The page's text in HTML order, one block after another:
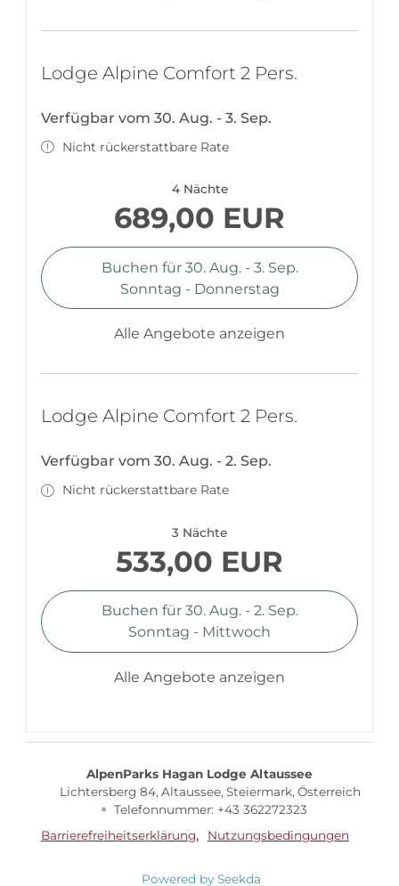
Lodge Alpine Comfort 2 Pers.
Verfügbar vom 30. Aug. - 3. Sep.
Nicht rückerstattbare Rate
4 Nächte
689,00 EUR
Buchen für 30. Aug. - 3. Sep.
Sonntag - Donnerstag
Alle Angebote anzeigen
Lodge Alpine Comfort 2 Pers.
Verfügbar vom 30. Aug. - 2. Sep.
Nicht rückerstattbare Rate
3 Nächte
533,00 EUR
Buchen für 30. Aug. - 2. Sep.
Sonntag - Mittwoch
Alle Angebote anzeigen
AlpenParks Hagan Lodge Altaussee
Lichtersberg 84 Altaussee Steiermark Österreich
Telefonnummer: +43 362272323
Barrierefreiheitserklärung
Nutzungsbedingungen
Powered by Seekda